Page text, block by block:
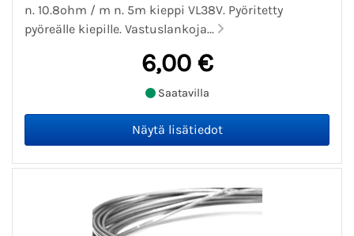
n. 10.8ohm / m n. 5m kieppi VL38V. Pyöritetty
pyöreälle kiepille. Vastuslankoja...
6,00 €
Saatavilla